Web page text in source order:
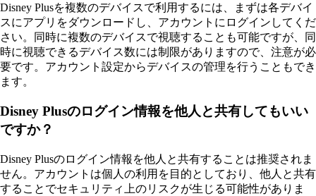
Disney Plusを複数のデバイスで利用するには、まずは各デバイ
スにアプリをダウンロードし、アカウントにログインしてくだ
さい。同時に複数のデバイスで視聴することも可能ですが、同
時に視聴できるデバイス数には制限がありますので、注意が必
要です。アカウント設定からデバイスの管理を行うこともでき
ます。
Disney Plusのログイン情報を他人と共有してもいい
ですか？
Disney Plusのログイン情報を他人と共有することは推奨されま
せん。アカウントは個人の利用を目的としており、他人と共有
することでセキュリティ上のリスクが生じる可能性がありま